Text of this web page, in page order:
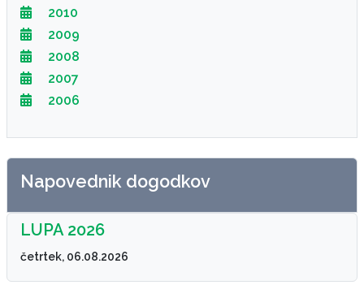
2010
2009
2008
2007
2006
Napovednik dogodkov
LUPA 2026
četrtek, 06.08.2026